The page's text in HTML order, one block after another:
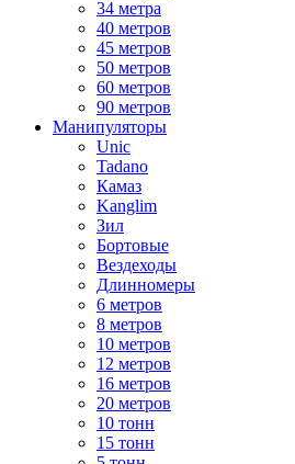
34 метра
40 метров
45 метров
50 метров
60 метров
90 метров
Манипуляторы
Unic
Tadano
Камаз
Kanglim
Зил
Бортовые
Вездеходы
Длинномеры
6 метров
8 метров
10 метров
12 метров
16 метров
20 метров
10 тонн
15 тонн